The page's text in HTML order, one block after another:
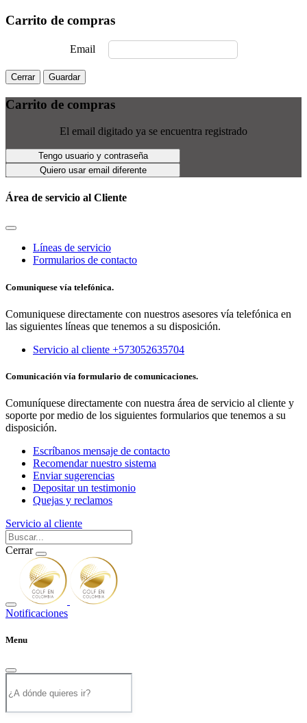
Carrito de compras
Email
Cerrar Guardar
Carrito de compras
El email digitado ya se encuentra registrado
Tengo usuario y contraseña
Quiero usar email diferente
Área de servicio al Cliente
Líneas de servicio
Formularios de contacto
Comuniquese vía telefónica.
Comuniquese directamente con nuestros asesores vía telefónica en
las siguientes líneas que tenemos a su disposición.
Servicio al cliente +573052635704
Comunicación vía formulario de comunicaciones.
Comuníquese directamente con nuestra área de servicio al cliente y
soporte por medio de los siguientes formularios que tenemos a su
disposición.
Escríbanos mensaje de contacto
Recomendar nuestro sistema
Enviar sugerencias
Depositar un testimonio
Quejas y reclamos
Servicio al cliente
Cerrar
Notificaciones
Menu